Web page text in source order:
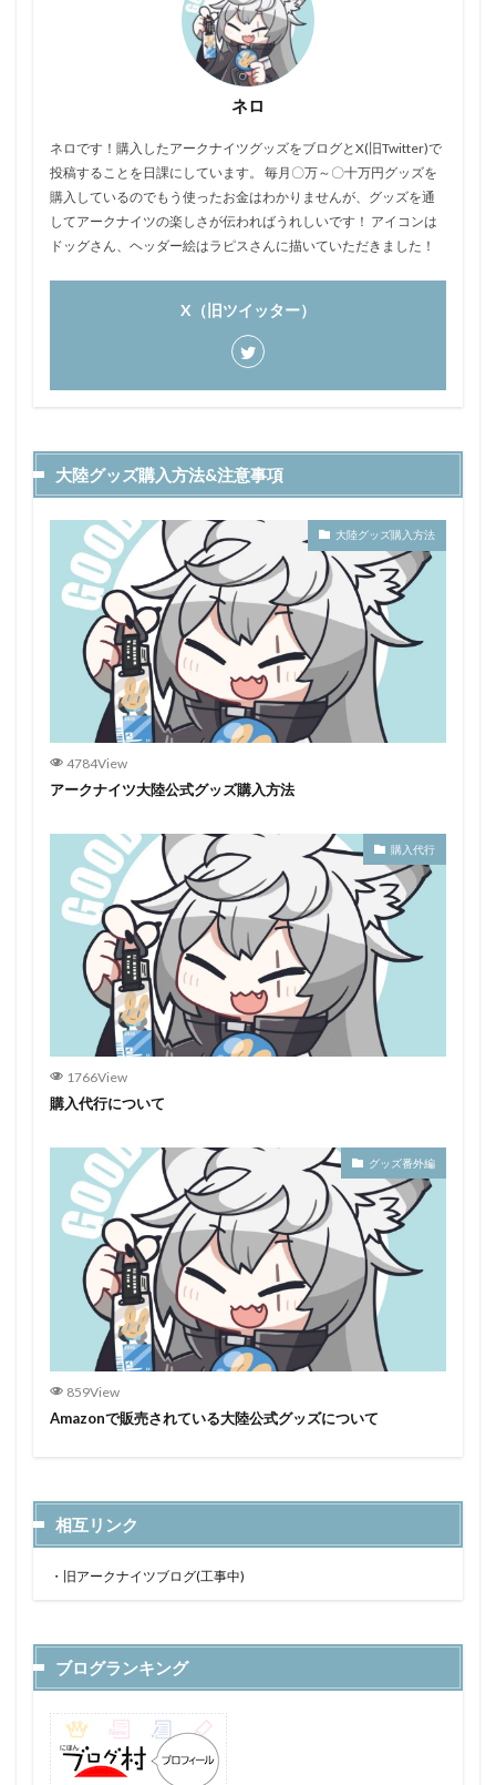
ネロ
ネロです！購入したアークナイツグッズをブログとX(旧Twitter)で
投稿することを日課にしています。 毎月〇万～〇十万円グッズを
購入しているのでもう使ったお金はわかりませんが、グッズを通
してアークナイツの楽しさが伝わればうれしいです！ アイコンは
ドッグさん、ヘッダー絵はラピスさんに描いていただきました！
X（旧ツイッター）
大陸グッズ購入方法&注意事項
大陸グッズ購入方法
4784View
アークナイツ大陸公式グッズ購入方法
購入代行
1766View
購入代行について
グッズ番外編
859View
Amazonで販売されている大陸公式グッズについて
相互リンク
・ 旧アークナイツブログ(工事中)
ブログランキング